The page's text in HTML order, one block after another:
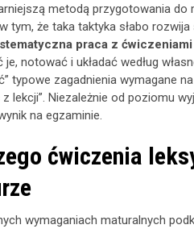
metodą przygotowania do
tym, że taka taktyka słabo
praca z
je, notować i układać według
typowe zagadnienia wymagane
z lekcji”. Niezależnie od poziomu
na egzaminie.
ćwiczenia
wymaganiach maturalnych